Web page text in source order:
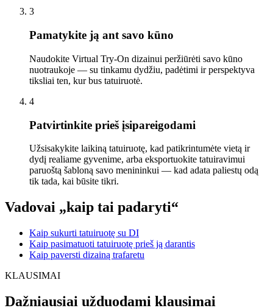
3
Pamatykite ją ant savo kūno
Naudokite Virtual Try-On dizainui peržiūrėti savo kūno
nuotraukoje — su tinkamu dydžiu, padėtimi ir perspektyva
tiksliai ten, kur bus tatuiruotė.
4
Patvirtinkite prieš įsipareigodami
Užsisakykite laikiną tatuiruotę, kad patikrintumėte vietą ir
dydį realiame gyvenime, arba eksportuokite tatuiravimui
paruoštą šabloną savo menininkui — kad adata paliestų odą
tik tada, kai būsite tikri.
Vadovai „kaip tai padaryti“
Kaip sukurti tatuiruotę su DI
Kaip pasimatuoti tatuiruotę prieš ją darantis
Kaip paversti dizainą trafaretu
KLAUSIMAI
Dažniausiai užduodami klausimai